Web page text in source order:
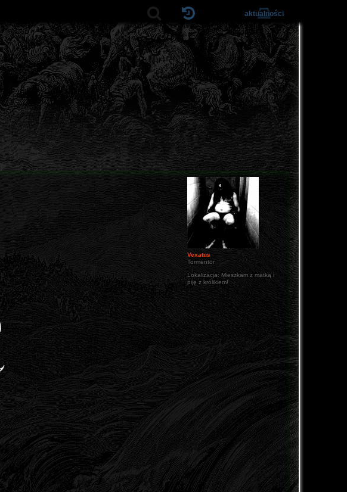
aktualności
Vexatus
Tormentor
Lokalizacja: Mieszkam z matką i
piję z królikiem!